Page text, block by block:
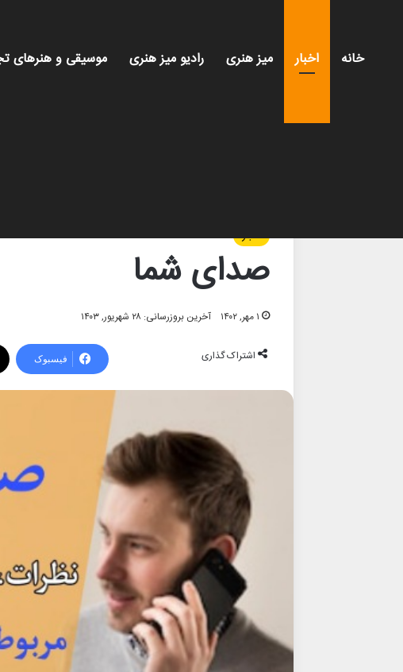
خانه اخبار میز هنری رادیو میز هنری موسیقی و هنرهای
اخبار
صدای شما
۱ مهر, ۱۴۰۲ آخرین بروزرسانی: ۲۸ شهریور, ۱۴۰۳
اشتراک گذاری فیسبوک